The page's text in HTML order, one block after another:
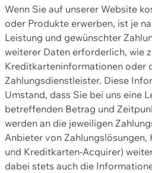
Wenn Sie auf unserer Website
oder Produkte erwerben, ist je
Leistung und gewünschter
weiterer Daten erforderlich, wie
Kreditkarteninformationen oder
Zahlungsdienstleister. Diese
Umstand, dass Sie bei uns eine
betreffenden Betrag und
werden an die jeweiligen
Anbieter von
und Kreditkarten-Acquirer)
dabei stets auch die